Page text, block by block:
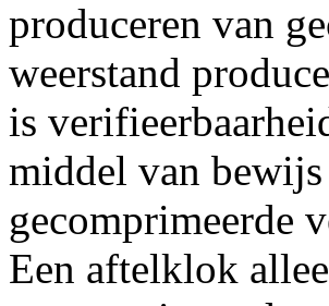
produceren van
weerstand
is
middel van
gecomprimeerde
Een aftelklok